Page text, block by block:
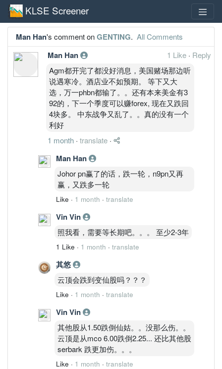
KLSE Screener
Man Han's comment onGENTING. All Comments
Man Han 1 Like · Reply
Agm都开完了都没好消息，美国赌场那边听
说遇寒冷。酒店业不如预期。 等下又大
选，万一phbn都输了。。还有本来美金有3
92的，下一个季度可以赚forex, 现在又跌回
4块多。 中东战争又乱了。。真的没有一个
利好
1 month · translate ·
Man Han
Johor pn赢了的话，跌一轮，n9pn又再
赢，又跌多一轮
Like · 1 month · translate
Vin Vin
照我看，需要等长期吧。。。 至少2-3年
1 Like · 1 month · translate
其悠
云顶会跌到变仙股吗？？？
Like · 1 month · translate
Vin Vin
其他股从1.50跌倒仙姑。。没那么伤。。
云顶是从mco 6.00跌倒2.25... 还比其他股
serbark 跌更加伤。。。
Like · 1 month · translate